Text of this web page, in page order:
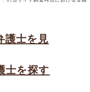
護士を見
士を探す